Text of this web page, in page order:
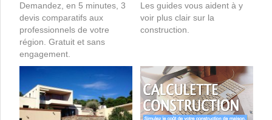
Demandez, en 5 minutes, 3
devis comparatifs aux
professionnels de votre
région. Gratuit et sans
engagement.
Les guides vous aident à y
voir plus clair sur la
construction.